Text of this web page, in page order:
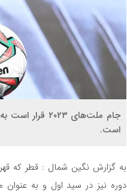
جام ملت‌های
است.
به گزارش نگین شمال : قطر که
دوره نیز در سید اول و به عنوان